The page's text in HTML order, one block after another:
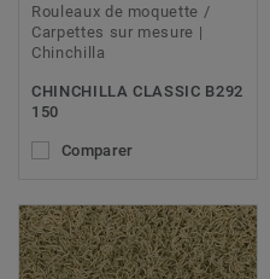
Rouleaux de moquette /
Carpettes sur mesure |
Chinchilla
CHINCHILLA CLASSIC B292
150
Comparer